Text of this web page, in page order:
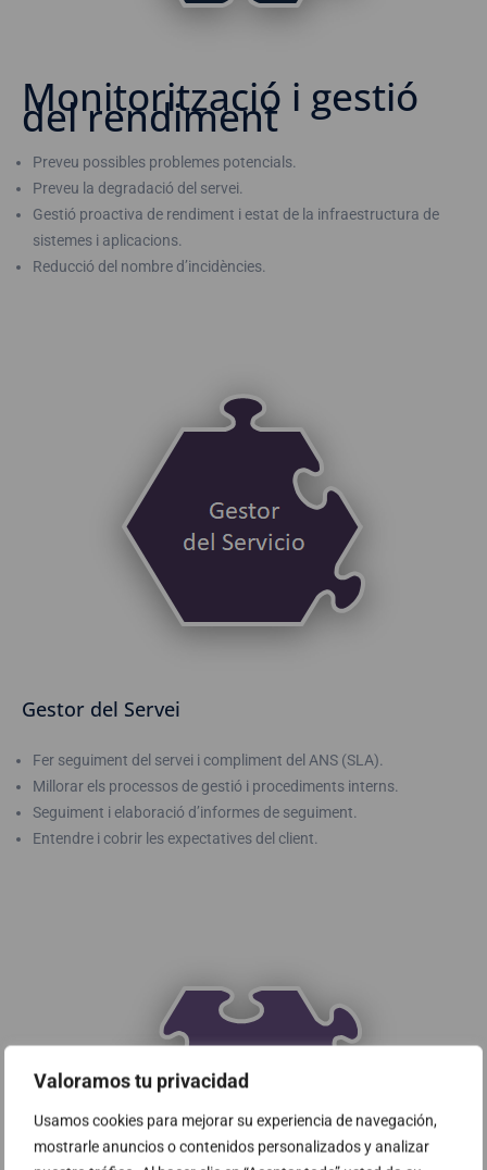
Valoramos tu privacidad
Usamos cookies para mejorar su experiencia de navegación,
mostrarle anuncios o contenidos personalizados y analizar
Monitorització i gestió
del rendiment
Preveu possibles problemes potencials.
Preveu la degradació del servei.
Gestió proactiva de rendiment i estat de la infraestructura de
sistemes i aplicacions.
Reducció del nombre d’incidències.
Gestor del Servei
Fer seguiment del servei i compliment del ANS (SLA).
Millorar els processos de gestió i procediments interns.
Seguiment i elaboració d’informes de seguiment.
Entendre i cobrir les expectatives del client.